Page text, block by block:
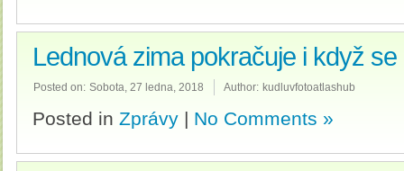
Lednová zima pokračuje i když
Posted on: Sobota, 27 ledna, 2018 Author: kudluvfotoatlashub
Posted in Zprávy | No Comments »